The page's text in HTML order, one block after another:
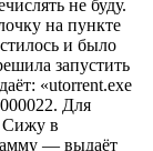
не буду.
на пункте
и было
запустить
«utorrent.exe
Для
Сижу в
— выдаёт